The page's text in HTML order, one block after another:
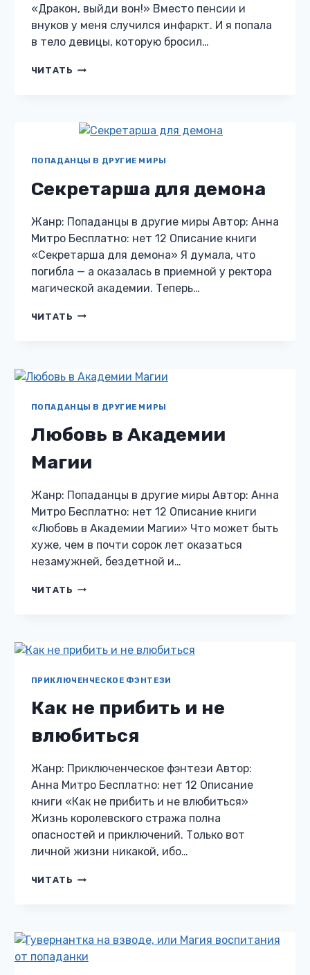
«Дракон, выйди вон!» Вместо пенсии и
внуков у меня случился инфаркт. И я попала
в тело девицы, которую бросил…
ЧИТАТЬ ДРАКОН,
ПОПАДАНЦЫ В ДРУГИЕ МИРЫ
Секретарша для демона
Жанр: Попаданцы в другие миры Автор: Анна
Митро Бесплатно: нет 12 Описание книги
«Секретарша для демона» Я думала, что
погибла — а оказалась в приемной у ректора
магической академии. Теперь…
ЧИТАТЬ СЕКРЕТАРША
ПОПАДАНЦЫ В ДРУГИЕ МИРЫ
Любовь в Академии
Магии
Жанр: Попаданцы в другие миры Автор: Анна
Митро Бесплатно: нет 12 Описание книги
«Любовь в Академии Магии» Что может быть
хуже, чем в почти сорок лет оказаться
незамужней, бездетной и…
ЧИТАТЬ ЛЮБОВЬ
ПРИКЛЮЧЕНЧЕСКОЕ ФЭНТЕЗИ
Как не прибить и не
влюбиться
Жанр: Приключенческое фэнтези Автор:
Анна Митро Бесплатно: нет 12 Описание
книги «Как не прибить и не влюбиться»
Жизнь королевского стража полна
опасностей и приключений. Только вот
личной жизни никакой, ибо…
ЧИТАТЬ КАК
ВЛЮБИТЬСЯ